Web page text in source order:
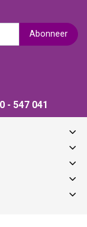
Abonneer
- 547 041